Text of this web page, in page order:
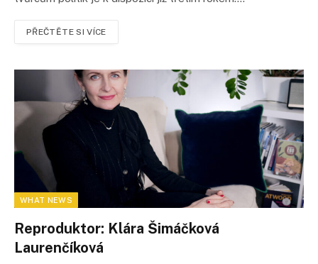
PŘEČTĚTE SI VÍCE
WHAT NEWS
Reproduktor: Klára Šimáčková
Laurenčíková